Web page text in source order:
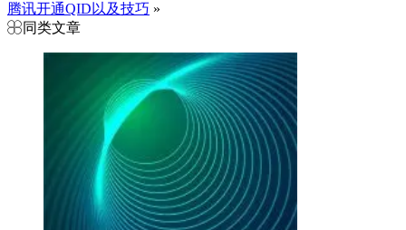
腾讯开通QID以及技巧 »
同类文章